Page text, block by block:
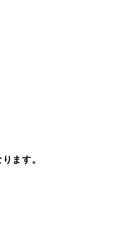
ます。